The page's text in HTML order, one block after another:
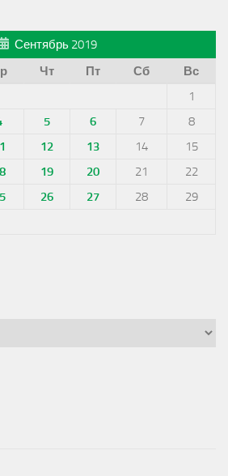
Сентябрь 2019
Чт Пт Сб
Вс
1
5 6 7
8
12 13 14
15
19 20 21
22
26 27 28
29